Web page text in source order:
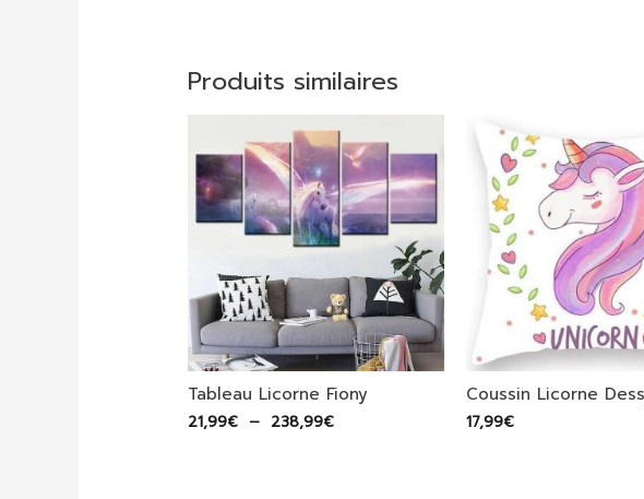
Produits similaires
Tableau Licorne Fiony
21,99€ – 238,99€Plage
Coussin Licorne
17,99€